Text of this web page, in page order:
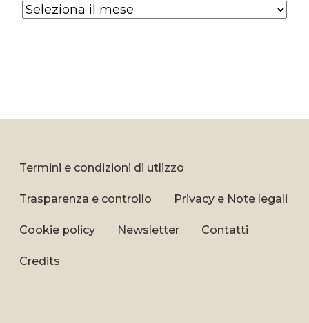
Archives
Termini e condizioni di utlizzo
Trasparenza e controllo Privacy e Note legali
Cookie policy Newsletter Contatti
Credits